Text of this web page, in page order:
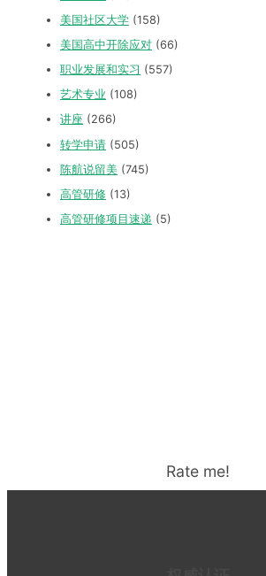
美国社区大学 (158)
美国高中开除应对 (66)
职业发展和实习 (557)
艺术专业 (108)
讲座 (266)
转学申请 (505)
陈航说留美 (745)
高管研修 (13)
高管研修项目速递 (5)
Rate me!